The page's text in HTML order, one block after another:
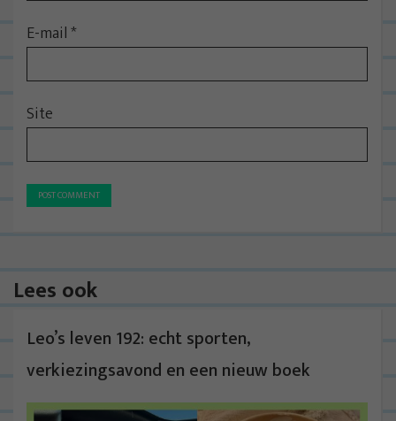
E-mail*
Site
Lees ook
Leo’s leven 192: echt sporten,
verkiezingsavond en een nieuw boek